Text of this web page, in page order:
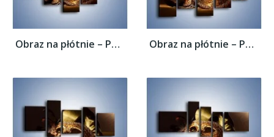
Obraz na płótnie – Porzucone maski w... Obraz na płótnie – Porzucone maski w...